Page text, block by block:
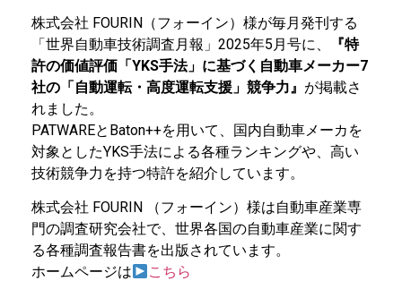
株式会社 FOURIN（フォーイン）様が毎月発刊する
「世界自動車技術調査月報」2025年5月号に、
『特
許の価値評価「YKS手法」に基づく自動車メーカー7
社の「自動運転・高度運転支援」競争力』 が掲載さ
れました。
PATWAREとBaton++を用いて、国内自動車メーカを
対象としたYKS手法による各種ランキングや、高い
技術競争力を持つ特許を紹介しています。
株式会社 FOURIN （フォーイン）様は自動車産業専
門の調査研究会社で、世界各国の自動車産業に関す
る各種調査報告書を出版されています。
ホームページは
こちら